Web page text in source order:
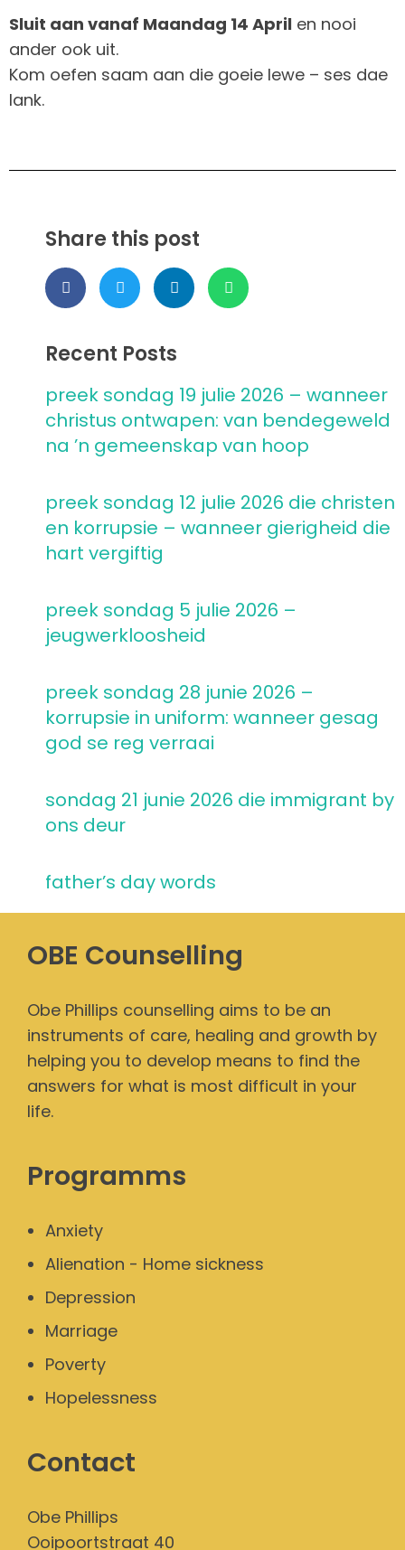
Sluit aan vanaf Maandag 14 April en nooi
ander ook uit.
Kom oefen saam aan die goeie lewe – ses dae
lank.
Share this post
Recent Posts
preek sondag 19 julie 2026 – wanneer
christus ontwapen: van bendegeweld
na ’n gemeenskap van hoop
preek sondag 12 julie 2026 die christen
en korrupsie – wanneer gierigheid die
hart vergiftig
preek sondag 5 julie 2026 –
jeugwerkloosheid
preek sondag 28 junie 2026 –
korrupsie in uniform: wanneer gesag
god se reg verraai
sondag 21 junie 2026 die immigrant by
ons deur
father’s day words
OBE Counselling
Obe Phillips counselling aims to be an
instruments of care, healing and growth by
helping you to develop means to find the
answers for what is most difficult in your
life.
Programms
Anxiety
Alienation - Home sickness
Depression
Marriage
Poverty
Hopelessness
Contact
Obe Phillips
Ooipoortstraat 40